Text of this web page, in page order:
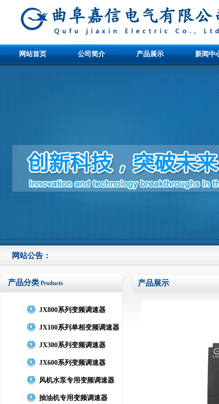
网站首页 公司简介 产品展示 新闻中
网站公告：
产品分类 Products
JX800系列变频调速器
JX100系列单相变频调速器
JX300系列变频调速器
JX600系列变频调速器
风机水泵专用变频调速器
抽油机专用变频调速器
产品展示